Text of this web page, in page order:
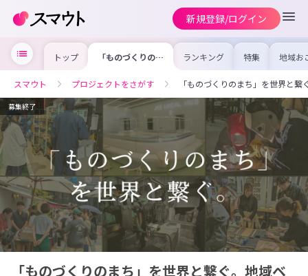
新規登録/ログイン
トップ 「ものづくりのま
ち」を世界と繋
ーで働く仲間を募
集！
ランキング 特集 地域お
の求
を集め
事内容
を比較
合った
けよう
スマウト プロジェクトをさがす 「ものづくりのまち」を世界と
募集終了
「ものづくりのまち」を世界と繋ぐ。地域ベ